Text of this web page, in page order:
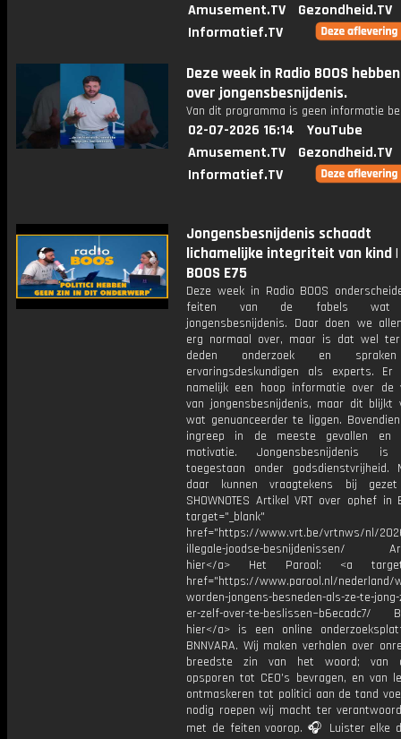
Amusement.TV
Gezondheid.TV
Informatief.TV
Deze week in Radio BOOS
over jongensbesnijdenis.
Van dit programma is geen informatie
02-07-2026 16:14
YouTube
Amusement.TV
Gezondheid.TV
Informatief.TV
Jongensbesnijdenis schaadt
lichamelijke integriteit van kind |
BOOS E75
Deze week in Radio BOOS
feiten van de fabels wat
jongensbesnijdenis. Daar doen we
erg normaal over, maar is dat wel
deden onderzoek en
ervaringsdeskundigen als experts. Er
namelijk een hoop informatie over de
van jongensbesnijdenis, maar dit blijkt
wat genuanceerder te liggen.
ingreep in de meeste gevallen en
motivatie. Jongensbesnijdenis is
toegestaan onder godsdienstvrijheid.
daar kunnen vraagtekens bij
SHOWNOTES Artikel VRT over ophef in
target="_blank"
href="https://www.vrt.be/vrtnws/nl/
illegale-joodse-besnijdenissen/
hier</a> Het Parool: <a
href="https://www.parool.nl/nederland/
worden-jongens-besneden-als-ze-te-
er-zelf-over-te-beslissen~b6ecadc7/
hier</a> is een online
BNNVARA. Wij maken verhalen over
breedste zin van het woord; van
opsporen tot CEO’s bevragen, en van
ontmaskeren tot politici aan de tand
nodig roepen wij macht ter
met de feiten voorop. 🎧 Luister elke